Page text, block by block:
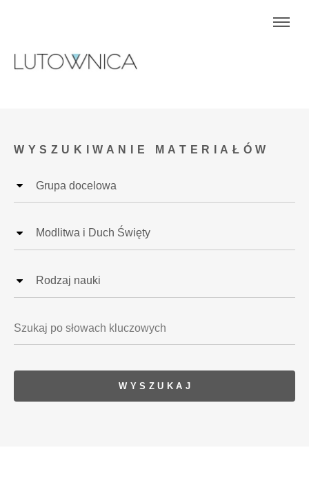
WYSZUKIWANIE MATERIAŁÓW